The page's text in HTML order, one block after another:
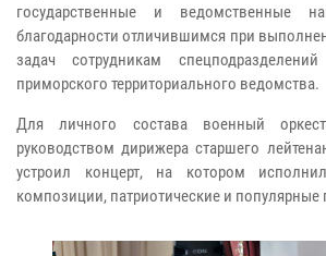
государственные и ведомственные
благодарности отличившимся при
задач сотрудникам
приморского территориального ведомства.
Для личного состава военный
руководством дирижера старшего
устроил концерт, на котором
композиции, патриотические и популярные